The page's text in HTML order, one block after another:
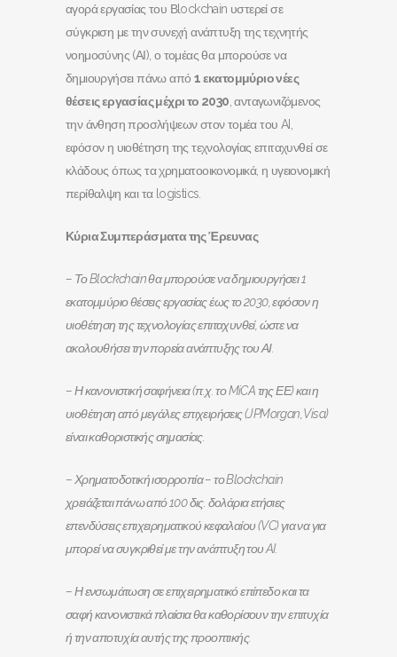
αγορά εργασίας του Βlockchain υστερεί σε
σύγκριση με την συνεχή ανάπτυξη της τεχνητής
νοημοσύνης (ΑΙ), ο τομέας θα μπορούσε να
δημιουργήσει πάνω από 1 εκατομμύριο νέες
θέσεις εργασίας μέχρι το 2030 , ανταγωνιζόμενος
την άνθηση προσλήψεων στον τομέα του AI,
εφόσον η υιοθέτηση της τεχνολογίας επιταχυνθεί σε
κλάδους όπως τα χρηματοοικονομικά, η υγειονομική
περίθαλψη και τα logistics.
Κύρια Συμπεράσματα της Έρευνας
– Το Blockchain θα μπορούσε να δημιουργήσει 1
εκατομμύριο θέσεις εργασίας έως το 2030, εφόσον η
υιοθέτηση της τεχνολογίας επιταχυνθεί, ώστε να
ακολουθήσει την πορεία ανάπτυξης του ΑΙ.
– Η κανονιστική σαφήνεια (π.χ. το MiCA της ΕΕ) και η
υιοθέτηση από μεγάλες επιχειρήσεις (JPMorgan Visa)
είναι καθοριστικής σημασίας.
– Χρηματοδοτική ισορροπία – τοBlockchain
χρειάζεται πάνω από 100 δις. δολάρια ετήσιες
επενδύσεις επιχειρηματικού κεφαλαίου (VC) για να για
μπορεί να συγκριθεί με την ανάπτυξη τουAI.
– Η ενσωμάτωση σε επιχειρηματικό επίπεδο και τα
σαφή κανονιστικά πλαίσια θα καθορίσουν την επιτυχία
ή την αποτυχία αυτής της προοπτικής.